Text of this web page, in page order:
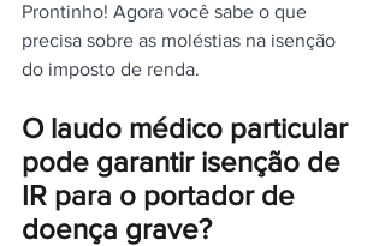
Prontinho! Agora você sabe o que
precisa sobre as moléstias na isenção
do imposto de renda.
O laudo médico particular
pode garantir isenção de
IR para o portador de
doença grave?